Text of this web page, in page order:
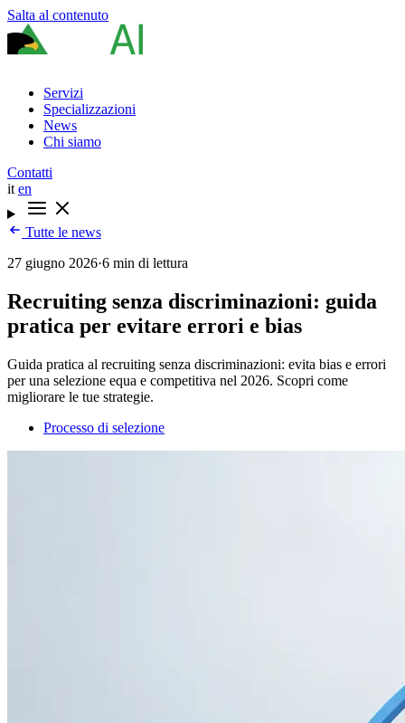
Salta al contenuto
Servizi
Specializzazioni
News
Chi siamo
Contatti
it en
Tutte le news
27 giugno 2026·6 min di lettura
Recruiting senza discriminazioni: guida
pratica per evitare errori e bias
Guida pratica al recruiting senza discriminazioni: evita bias e errori
per una selezione equa e competitiva nel 2026. Scopri come
migliorare le tue strategie.
Processo di selezione